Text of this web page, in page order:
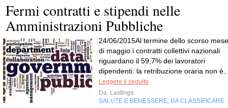
Fermi contratti e stipendi nelle
Amministrazioni Pubbliche
24/06/2015Al termine dello scorso mese
di maggio i contratti collettivi nazionali
riguardano il 59,7% dei lavoratori
dipendenti: la retribuzione oraria non
Leggere il seguito
Da Lasfinge
SALUTE E BENESSERE DA CLASSIFICARE